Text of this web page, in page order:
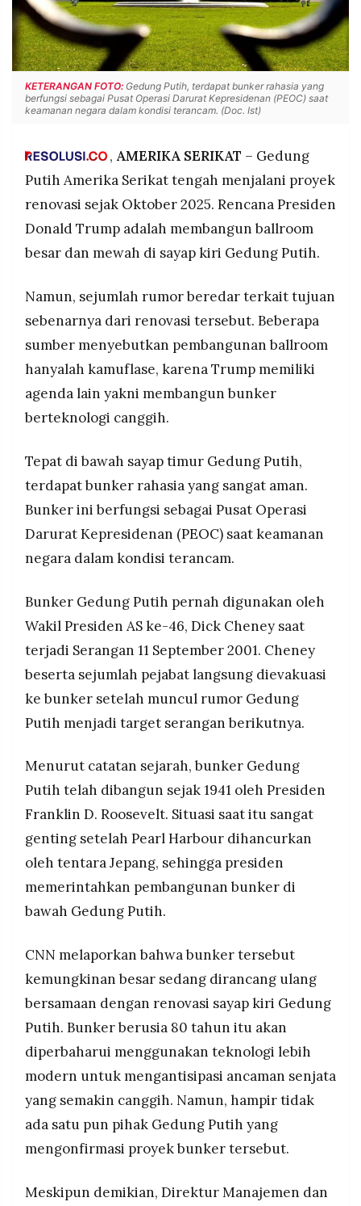
POLICY WARGA
INFORMASI
IKLAN
KIRIM
TULISAN
PENGADUAN TERM
OF
SERVICE
IKUTI
KAMI
PT.
MEDIA
PRAMUDITA
Resolusi.co
PT.
MEDIA
KETERANGAN FOTO: Gedung Putih, terdapat bunker rahasia yang
berfungsi sebagai Pusat Operasi Darurat Kepresidenan (PEOC) saat
keamanan negara dalam kondisi terancam. (Doc. Ist)
, AMERIKA SERIKAT – Gedung
Putih Amerika Serikat tengah menjalani proyek
renovasi sejak Oktober 2025. Rencana Presiden
Donald Trump adalah membangun ballroom
besar dan mewah di sayap kiri Gedung Putih.
Namun, sejumlah rumor beredar terkait tujuan
sebenarnya dari renovasi tersebut. Beberapa
sumber menyebutkan pembangunan ballroom
hanyalah kamuflase, karena Trump memiliki
agenda lain yakni membangun bunker
berteknologi canggih.
Tepat di bawah sayap timur Gedung Putih,
terdapat bunker rahasia yang sangat aman.
Bunker ini berfungsi sebagai Pusat Operasi
Darurat Kepresidenan (PEOC) saat keamanan
negara dalam kondisi terancam.
Bunker Gedung Putih pernah digunakan oleh
Wakil Presiden AS ke-46, Dick Cheney saat
terjadi Serangan 11 September 2001. Cheney
beserta sejumlah pejabat langsung dievakuasi
ke bunker setelah muncul rumor Gedung
Putih menjadi target serangan berikutnya.
Menurut catatan sejarah, bunker Gedung
Putih telah dibangun sejak 1941 oleh Presiden
Franklin D. Roosevelt. Situasi saat itu sangat
genting setelah Pearl Harbour dihancurkan
oleh tentara Jepang, sehingga presiden
memerintahkan pembangunan bunker di
bawah Gedung Putih.
CNN melaporkan bahwa bunker tersebut
kemungkinan besar sedang dirancang ulang
bersamaan dengan renovasi sayap kiri Gedung
Putih. Bunker berusia 80 tahun itu akan
diperbaharui menggunakan teknologi lebih
modern untuk mengantisipasi ancaman senjata
yang semakin canggih. Namun, hampir tidak
ada satu pun pihak Gedung Putih yang
mengonfirmasi proyek bunker tersebut.
Meskipun demikian, Direktur Manajemen dan